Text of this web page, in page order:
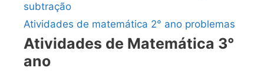
subtração
Atividades de matemática 2° ano problemas
Atividades de Matemática 3°
ano